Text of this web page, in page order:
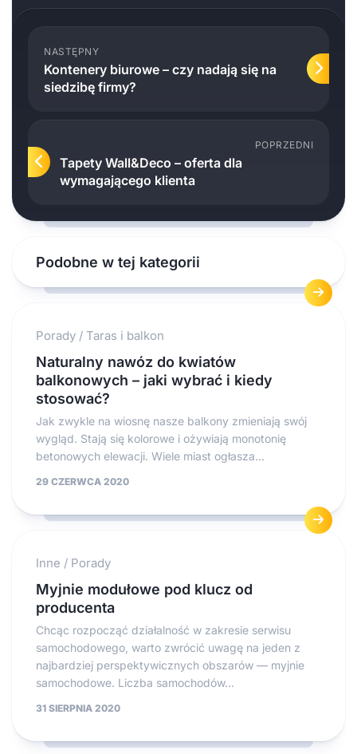
NASTĘPNY
Kontenery biurowe – czy nadają się na
siedzibę firmy?
POPRZEDNI
Tapety Wall&Deco – oferta dla
wymagającego klienta
Podobne w tej kategorii
Porady / Taras i balkon
Naturalny nawóz do kwiatów
balkonowych – jaki wybrać i kiedy
stosować?
Jak zwykle na wiosnę nasze balkony zmieniają swój
wygląd. Stają się kolorowe i ożywiają monotonię
betonowych elewacji. Wiele miast ogłasza...
29 CZERWCA 2020
Inne / Porady
Myjnie modułowe pod klucz od
producenta
Chcąc rozpocząć działalność w zakresie serwisu
samochodowego, warto zwrócić uwagę na jeden z
najbardziej perspektywicznych obszarów — myjnie
samochodowe. Liczba samochodów...
31 SIERPNIA 2020